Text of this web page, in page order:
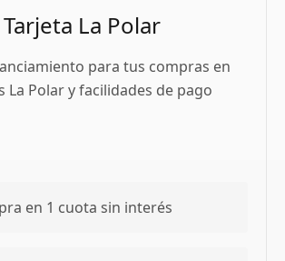
Tarjeta La Polar
para tus compras en
La Polar y facilidades de pago
en 1 cuota sin interés